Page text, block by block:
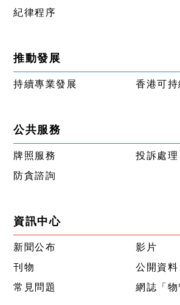
紀律程序
推動發展
持續專業發展 香港可
公共服務
牌照服務
投訴處理
防貪諮詢
資訊中心
新聞公布
影片
刊物
公開資料
常見問題
網誌「物